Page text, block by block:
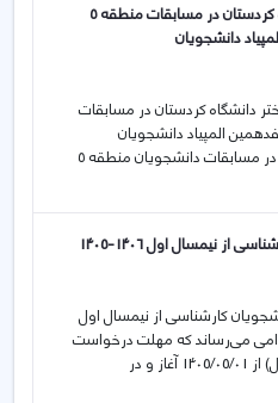
درخشش دانشجویان دختر دانشگاه کردستان در مسابقات منطقه ۵
دانشجویان
دختر دانشگاه کردستان در مسابقات
المپیاد دانشجویان
دانشجویان دختر دانشگاه کردستان در مسابقات دانشجویان منطقه ۵
نیمسال اول 1406-1405
دانشجویان کارشناسی از نیمسال اول
گرامی می‌­رساند که مهلت درخواست
تغییر رشته (داخلی یا همراه با انتقال) از 1405/05/01 آغاز و در